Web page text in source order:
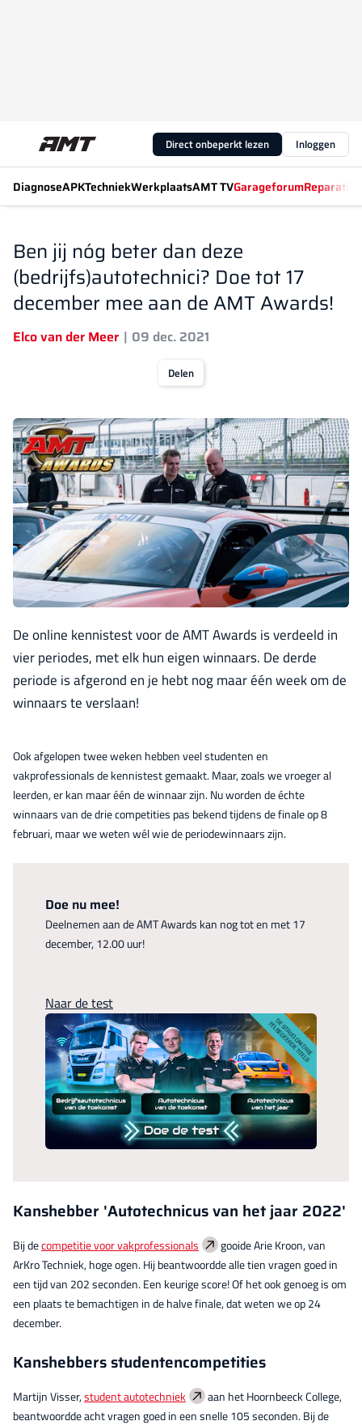
Direct onbeperkt lezen Inloggen
DiagnoseAPKTechniekWerkplaatsAMT TVGarageforum
Ben jij nóg beter dan deze
(bedrijfs)autotechnici? Doe tot 17
december mee aan de AMT Awards!
Elco van der Meer 09 dec. 2021
Delen
De online kennistest voor de AMT Awards is verdeeld in
vier periodes, met elk hun eigen winnaars. De derde
periode is afgerond en je hebt nog maar één week om de
winnaars te verslaan!
Ook afgelopen twee weken hebben veel studenten en
vakprofessionals de kennistest gemaakt. Maar, zoals we vroeger al
leerden, er kan maar één de winnaar zijn. Nu worden de échte
winnaars van de drie competities pas bekend tijdens de finale op 8
februari, maar we weten wél wie de periodewinnaars zijn.
Doe nu mee!
Deelnemen aan de AMT Awards kan nog tot en met 17
december, 12.00 uur!
Naar de test
Kanshebber 'Autotechnicus van het jaar 2022'
Bij decompetitie voor vakprofessionals
gooide Arie Kroon, van
ArKro Techniek, hoge ogen. Hij beantwoordde alle tien vragen goed in
een tijd van 202 seconden. Een keurige score! Of het ook genoeg is om
een plaats te bemachtigen in de halve finale, dat weten we op 24
december.
Kanshebbers studentencompetities
Martijn Visser,student autotechniek
aan het Hoornbeeck College,
beantwoordde acht vragen goed in een snelle 105 seconden. Bij de